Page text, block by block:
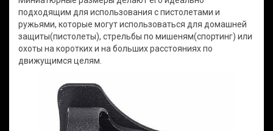
подходящим для использования с пистолетами и
ружьями, которые могут использоваться для домашней
защиты(пистолеты), стрельбы по мишеням(спортинг) или
охоты на коротких и на больших расстояниях по
движущимся целям.